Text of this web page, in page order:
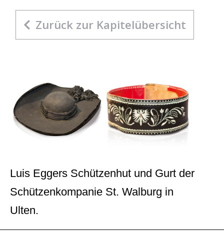
Zurück zur Kapitelübersicht
Luis Eggers Schützenhut und Gurt der
Schützenkompanie St. Walburg in
Ulten.